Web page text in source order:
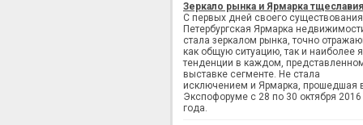
Зеркало рынка и Ярмарка тщеславия
С первых дней своего существования
Петербургская Ярмарка
стала зеркалом рынка, точно
как общую ситуацию, так и наиболее
тенденции в каждом,
выставке сегменте. Не стала
исключением и Ярмарка, прошедшая
Экспофоруме с 28 по 30 октября 2016
года.